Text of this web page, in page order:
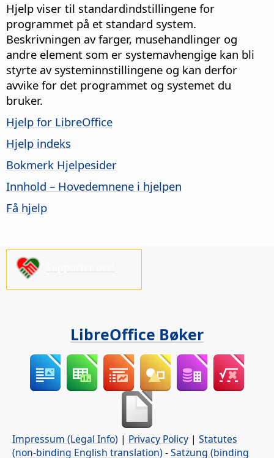
Hjelp viser til standardindstillingene for
programmet på et standard system.
Beskrivningen av farger, musehandlinger og
andre element som er systemavhengige kan bli
styrte av systeminnstillingene og kan derfor
avvike for det programmet og systemet du
bruker.
Hjelp for LibreOffice
Hjelp indeks
Bokmerk Hjelpesider
Innhold – Hovedemnene i hjelpen
Få hjelp
LibreOffice Bøker
Impressum (Legal Info) | Privacy Policy | Statutes
(non-binding English translation) -Satzung (binding